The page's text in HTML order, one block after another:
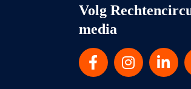
Volg
media